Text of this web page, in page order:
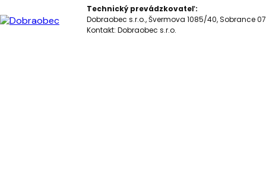
Technický prevádzkovateľ:
Dobraobec s.r.o., Švermova 1085/40, Sobrance
Kontakt: Dobraobec s.r.o.